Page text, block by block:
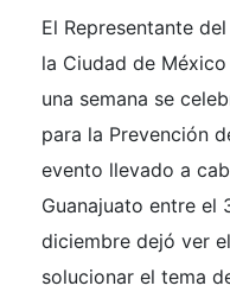
El Representante
la Ciudad de
una semana se
para la Prevención
evento llevado a
Guanajuato entre el
diciembre dejó ver
solucionar el tema